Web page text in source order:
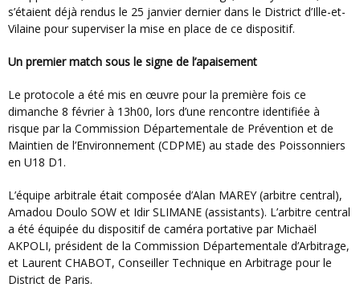
s’étaient déjà rendus le 25 janvier dernier dans le District d’Ille-et-
Vilaine pour superviser la mise en place de ce dispositif.
Un premier match sous le signe de l’apaisement
Le protocole a été mis en œuvre pour la première fois ce
dimanche 8 février à 13h00, lors d’une rencontre identifiée à
risque par la Commission Départementale de Prévention et de
Maintien de l’Environnement (CDPME) au stade des Poissonniers
en U18 D1.
L’équipe arbitrale était composée d’Alan MAREY (arbitre central),
Amadou Doulo SOW et Idir SLIMANE (assistants). L’arbitre central
a été équipée du dispositif de caméra portative par Michaël
AKPOLI, président de la Commission Départementale d’Arbitrage,
et Laurent CHABOT, Conseiller Technique en Arbitrage pour le
District de Paris.